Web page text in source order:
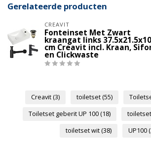
Gerelateerde producten
CREAVIT
Fonteinset Met Zwart
kraangat links 37.5x21.5x10
cm Creavit incl. Kraan,
en Clickwaste
Creavit(3) toiletset(55)
Toiletset geberit UP 100(18)
toiletset wit(38) UP100